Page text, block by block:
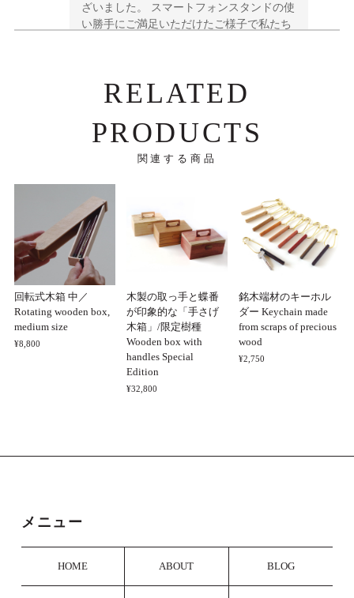
ざいました。 スマートフォンスタンドの使
い勝手にご満足いただけたご様子で私たち
ウォールナット
2025/03/28
木製でここまで精密に作りこまれるとは感動ものです。
一生物として大事に使っていきます。
この度はご購入とレビューをくださりあり
がとうございました。 気に入ってくださっ
たご様子で私たちも大変嬉しく思います。
ぜひ永くご愛用いただけましたら幸いで
ましたし、大切な一品になってくれると思います。本当
にありがとうございました。
RELATED
PRODUCTS
関連する商品
回転式木箱 中／
Rotating wooden box,
medium size
¥8,800
木製の取っ手と蝶番
が印象的な「手さげ
木箱」/限定樹種
Wooden box with
handles Special
Edition
¥32,800
銘木端材のキーホル
ダー Keychain made
from scraps of precious
wood
¥2,750
メニュー
HOME ABOUT BLOG